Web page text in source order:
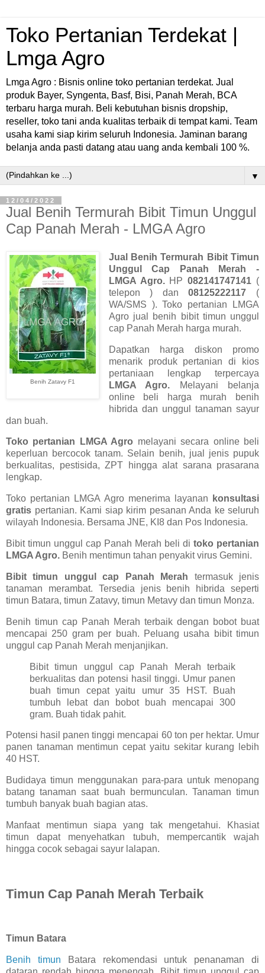
Toko Pertanian Terdekat |
Lmga Agro
Lmga Agro : Bisnis online toko pertanian terdekat. Jual
produk Bayer, Syngenta, Basf, Bisi, Panah Merah, BCA
terbaru harga murah. Beli kebutuhan bisnis dropship,
reseller, toko tani anda kualitas terbaik di tempat kami. Team
usaha kami siap kirim seluruh Indonesia. Jaminan barang
belanja anda pasti datang atau uang anda kembali 100 %.
▼
12/04/2022
Jual Benih Termurah Bibit Timun Unggul
Cap Panah Merah - LMGA Agro
Benih Zatavy F1
Jual Benih Termurah Bibit Timun
Unggul Cap Panah Merah -
LMGA Agro.HP082141747141 (
telepon ) dan 08125222117 (
WA/SMS ). Toko pertanian LMGA
Agro jual benih bibit timun unggul
cap Panah Merah harga murah.
Dapatkan harga diskon promo
menarik produk pertanian di kios
pertaniaan lengkap terpercaya
LMGA Agro. Melayani belanja
online beli harga murah benih
hibrida dan unggul tanaman sayur
dan buah.
Toko pertanian LMGA Agro melayani secara online beli
keperluan bercocok tanam. Selain benih, jual jenis pupuk
berkualitas, pestisida, ZPT hingga alat sarana prasarana
lengkap.
Toko pertanian LMGA Agro menerima layanan
konsultasi
gratis pertanian. Kami siap kirim pesanan Anda ke seluruh
wilayah Indonesia. Bersama JNE, KI8 dan Pos Indonesia.
Bibit timun unggul cap Panah Merah beli di toko pertanian
LMGA Agro. Benih mentimun tahan penyakit virus Gemini.
Bibit timun unggul cap Panah Merah termasuk jenis
tanaman merambat. Tersedia jenis benih hibrida seperti
timun Batara, timun Zatavy, timun Metavy dan timun Monza.
Benih timun cap Panah Merah terbaik dengan bobot buat
mencapai 250 gram per buah. Peluang usaha bibit timun
unggul cap Panah Merah menjanjikan.
Bibit timun unggul cap Panah Merah terbaik
berkualitas dan potensi hasil tinggi. Umur panen
buah timun cepat yaitu umur 35 HST. Buah
tumbuh lebat dan bobot buah mencapai 300
gram. Buah tidak pahit.
Potensi hasil panen tinggi mencapai 60 ton per hektar. Umur
panen tanaman mentimun cepat yaitu sekitar kurang lebih
40 HST.
Budidaya timun menggunakan para-para untuk menopang
batang tanaman saat buah bermunculan. Tanaman timun
tumbuh banyak buah bagian atas.
Manfaat mentimun siapa yang tak mengetahui. Khasiat
timun dapat menyehatkan tubuh, mempercantik wajah
hingga cocok sebagai sayur lalapan.
Timun Cap Panah Merah Terbaik
Timun Batara
Benih timun Batara rekomendasi untuk penanaman di